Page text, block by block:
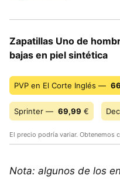
Zapatillas Uno de
bajas en piel sintética
PVP en El Corte Inglés —
Sprinter — 69,99 €
El precio podría variar. Obtenemos
Nota: algunos de los